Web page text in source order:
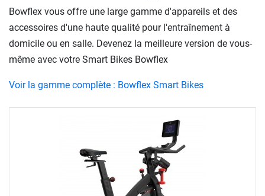
Bowflex vous offre une large gamme d'appareils et des
accessoires d'une haute qualité pour l'entraînement à
domicile ou en salle. Devenez la meilleure version de vous-
même avec votre Smart Bikes Bowflex
Voir la gamme complète : Bowflex Smart Bikes